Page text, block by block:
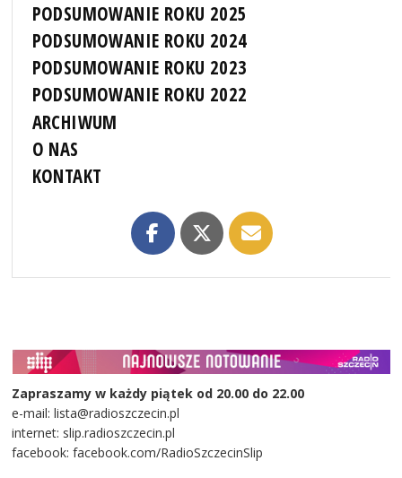
PODSUMOWANIE ROKU 2025
PODSUMOWANIE ROKU 2024
PODSUMOWANIE ROKU 2023
PODSUMOWANIE ROKU 2022
ARCHIWUM
O NAS
KONTAKT
Zapraszamy w każdy piątek od 20.00 do 22.00
e-mail: lista@radioszczecin.pl
internet: slip.radioszczecin.pl
facebook: facebook.com/RadioSzczecinSlip